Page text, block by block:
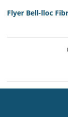
Flyer Bell-lloc